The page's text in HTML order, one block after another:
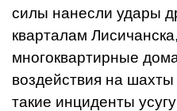
силы нанесли удары
кварталам
многоквартирные
воздействия на
такие инциденты